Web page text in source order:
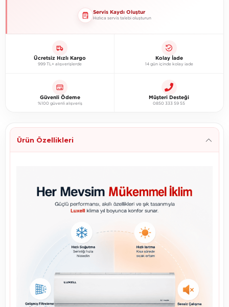
Servis Kaydı Oluştur
Hızlıca servis talebi oluşturun
Ücretsiz Hızlı Kargo
999 TL+ alışverişlerde
Kolay İade
14 gün içinde kolay iade
Güvenli Ödeme
%100 güvenli alışveriş
Müşteri Desteği
0850 333 59 55
Ürün Özellikleri